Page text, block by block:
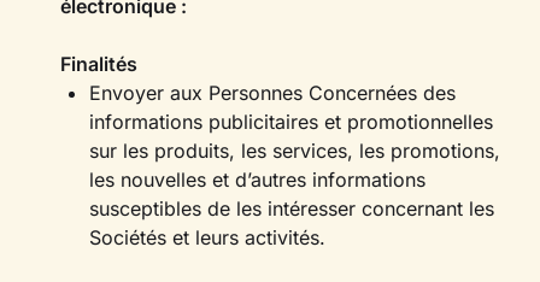
électronique :
Finalités
Envoyer aux Personnes Concernées des
informations publicitaires et promotionnelles
sur les produits, les services, les promotions,
les nouvelles et d’autres informations
susceptibles de les intéresser concernant les
Sociétés et leurs activités.